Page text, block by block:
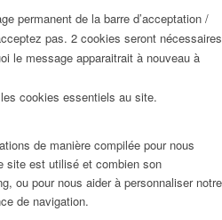
permanent de la barre d’acceptation /
pas. 2 cookies seront nécessaires
le message apparaitrait à nouveau à
cookies essentiels au site.
de manière compilée pour nous
site est utilisé et combien son
ou pour nous aider à personnaliser notre
de navigation.